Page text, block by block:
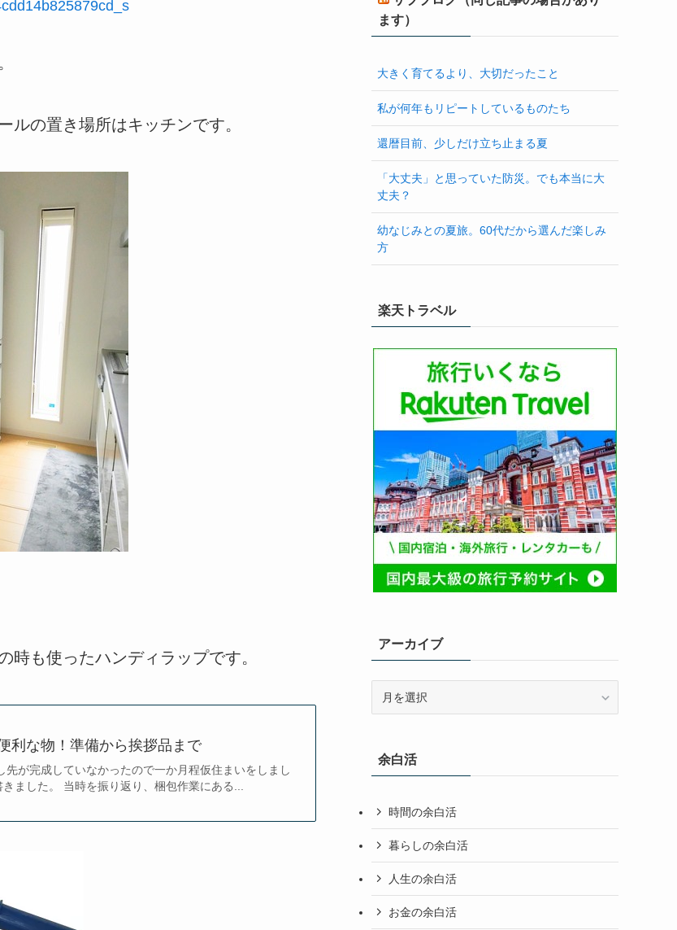
の置き場所はキッチンです。
も使ったハンディラップです。
利な物！準備から挨拶品まで
が完成していなかったので一か月程仮住まいをしまし
ました。 当時を振り返り、梱包作業にある...
ます）
大きく育てるより、大切だったこと
私が何年もリピートしているものたち
還暦目前、少しだけ立ち止まる夏
「大丈夫」と思っていた防災。でも本当に大
丈夫？
幼なじみとの夏旅。60代だから選んだ楽しみ
方
楽天トラベル
アーカイブ
ブ余白活
時間の余白活
暮らしの余白活
人生の余白活
お金の余白活